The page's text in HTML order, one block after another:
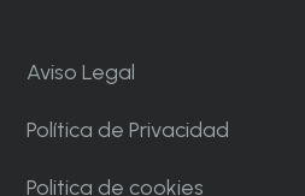
Aviso Legal
Política de Privacidad
Politica de cookies